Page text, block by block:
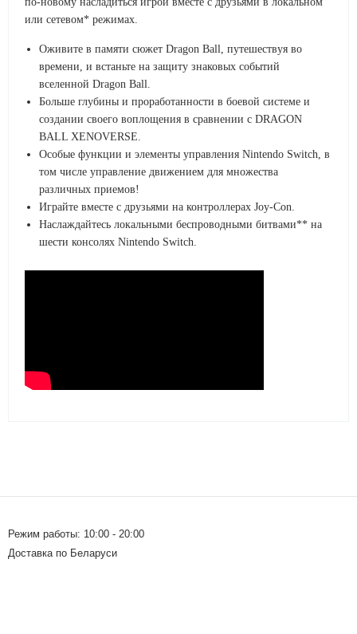
или сетевом* режимах.
Оживите в памяти сюжет Dragon Ball, путешествуя во
времени, и встаньте на защиту знаковых событий
вселенной Dragon Ball.
Больше глубины и проработанности в боевой системе и
создании своего воплощения в сравнении с DRAGON
BALL XENOVERSE.
Особые функции и элементы управления Nintendo Switch, в
том числе управление движением для множества
различных приемов!
Играйте вместе с друзьями на контроллерах Joy-Con.
Наслаждайтесь локальными беспроводными битвами** на
шести консолях Nintendo Switch.
Режим работы: 10:00 - 20:00
Доставка по Беларуси